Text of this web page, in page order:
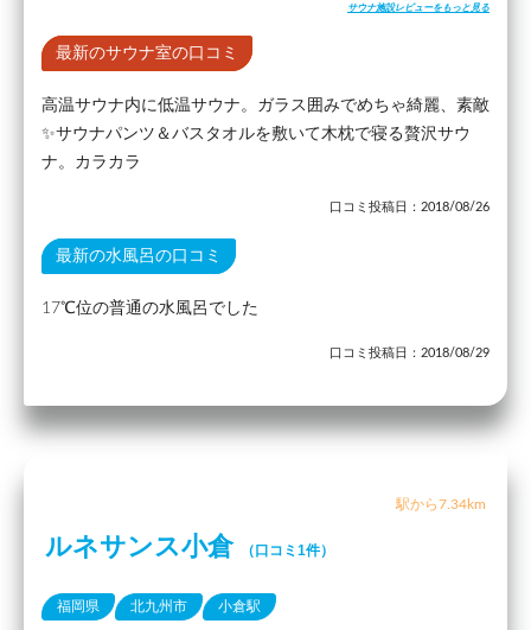
サウナ施設レビューをもっと見る
最新のサウナ室の口コミ
高温サウナ内に低温サウナ。ガラス囲みでめちゃ綺麗、素敵
✨サウナパンツ＆バスタオルを敷いて木枕で寝る贅沢サウ
ナ。カラカラ
口コミ投稿日：2018/08/26
最新の水風呂の口コミ
17℃位の普通の水風呂でした
口コミ投稿日：2018/08/29
駅から7.34km
ルネサンス小倉 （口コミ1件）
福岡県 北九州市 小倉駅